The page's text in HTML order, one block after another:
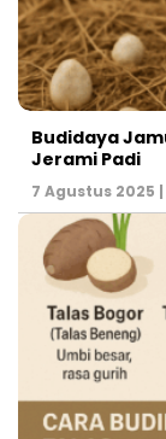
Budidaya
Jerami Padi
7 Agustus 2025 |